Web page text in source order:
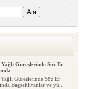
Güreşlerinde Söz Er
Güreşlerinde Söz Er
Başpehlivanlar ve yü...